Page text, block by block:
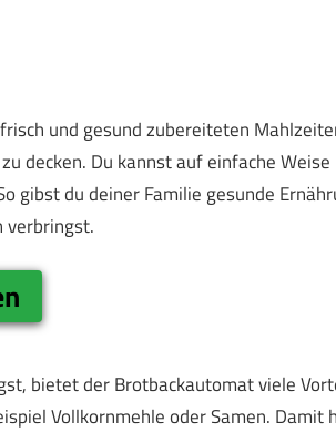
und gesund zubereiteten
decken. Du kannst auf einfache
gibst du deiner Familie gesunde
verbringst.
bietet der Brotbackautomat viele
Vollkornmehle oder Samen. Damit